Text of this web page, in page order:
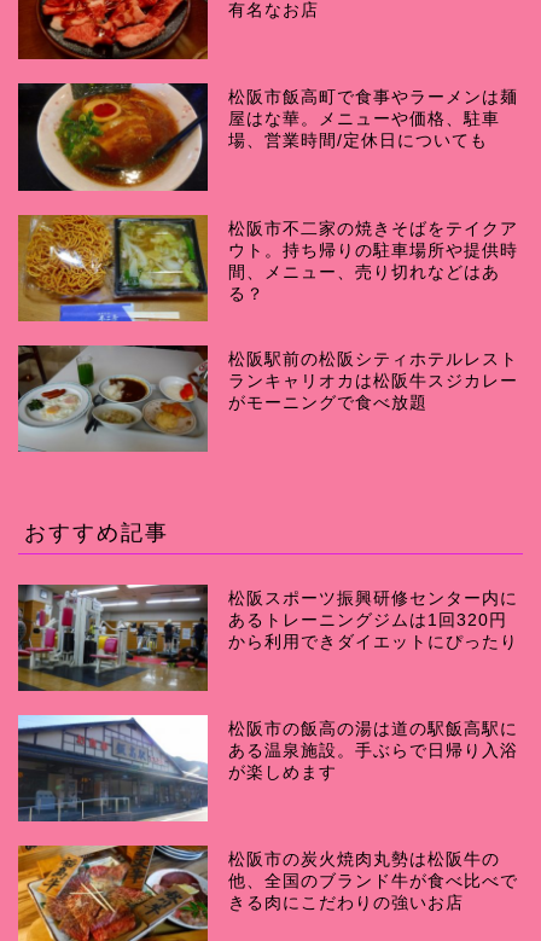
有名なお店
松阪市飯高町で食事やラーメンは麺
屋はな華。メニューや価格、駐車
場、営業時間/定休日についても
松阪市不二家の焼きそばをテイクア
ウト。持ち帰りの駐車場所や提供時
間、メニュー、売り切れなどはあ
る？
松阪駅前の松阪シティホテルレスト
ランキャリオカは松阪牛スジカレー
がモーニングで食べ放題
おすすめ記事
松阪スポーツ振興研修センター内に
あるトレーニングジムは1回320円
から利用できダイエットにぴったり
松阪市の飯高の湯は道の駅飯高駅に
ある温泉施設。手ぶらで日帰り入浴
が楽しめます
松阪市の炭火焼肉丸勢は松阪牛の
他、全国のブランド牛が食べ比べで
きる肉にこだわりの強いお店